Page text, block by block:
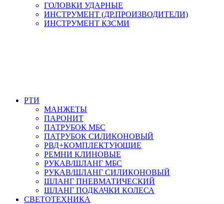
ГОЛОВКИ УДАРНЫЕ
ИНСТРУМЕНТ (ДР.ПРОИЗВОДИТЕЛИ)
ИНСТРУМЕНТ КЗСМИ
РТИ
МАНЖЕТЫ
ПАРОНИТ
ПАТРУБОК МБС
ПАТРУБОК СИЛИКОНОВЫЙ
РВД+КОМПЛЕКТУЮЩИЕ
РЕМНИ КЛИНОВЫЕ
РУКАВ/ШЛАНГ МБС
РУКАВ/ШЛАНГ СИЛИКОНОВЫЙ
ШЛАНГ ПНЕВМАТИЧЕСКИЙ
ШЛАНГ ПОДКАЧКИ КОЛЕСА
СВЕТОТЕХНИКА